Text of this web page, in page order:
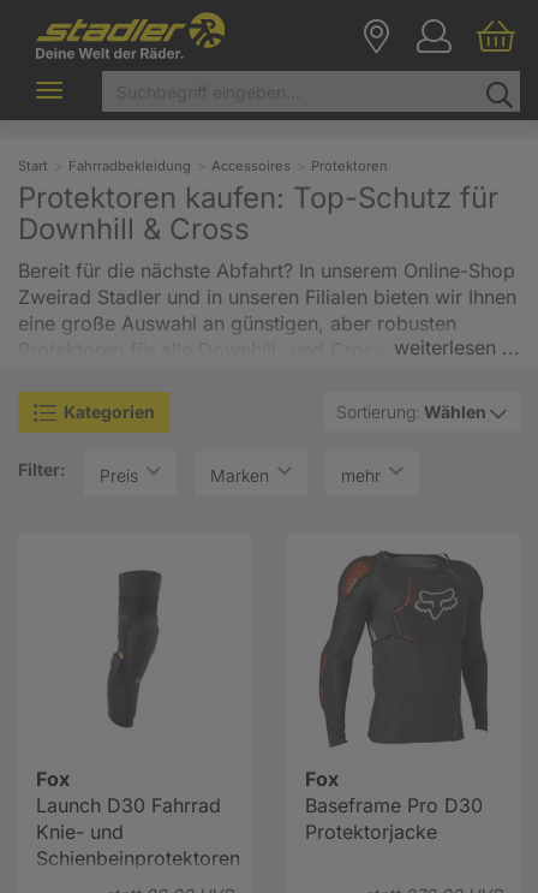
Toggle
navigation
Start Fahrradbekleidung Accessoires Protektoren
Protektoren kaufen: Top-Schutz für
Downhill & Cross
Bereit für die nächste Abfahrt? In unserem Online-Shop
Zweirad Stadler und in unseren Filialen bieten wir Ihnen
eine große Auswahl an günstigen, aber robusten
Protektoren für alle Downhill- und Cross-Begeisterten.
Passform, die Reibung verhindert und absolute
Beständigkeit verspricht. Protektoren sind
Prellungen zu minimieren. Sie fungieren als effiziente
Lesen Sie hier weiter
weiterlesen ...
Sortierung: Wählen
Kategorien
Filter: Preis Marken mehr
Fox
Launch D30 Fahrrad
Knie- und
Schienbeinprotektoren
Fox
Baseframe Pro D30
Protektorjacke